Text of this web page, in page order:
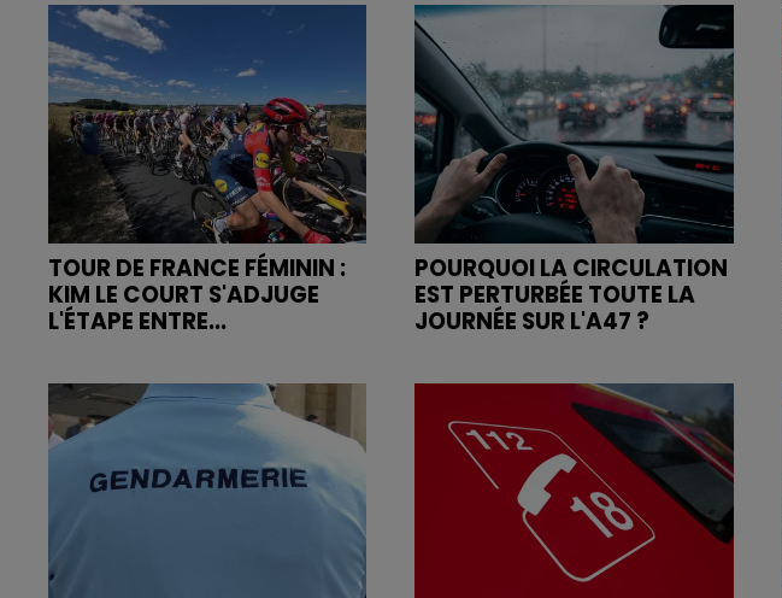
TOUR DE FRANCE FÉMININ :
KIM LE COURT S'ADJUGE
L'ÉTAPE ENTRE...
POURQUOI LA CIRCULATION
EST PERTURBÉE TOUTE LA
JOURNÉE SUR L'A47 ?